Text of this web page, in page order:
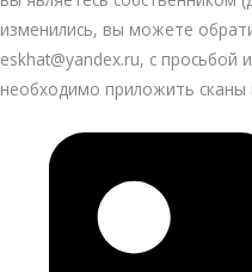
изменились, вы можете
eskhat@yandex.ru, с просьбой
необходимо приложить